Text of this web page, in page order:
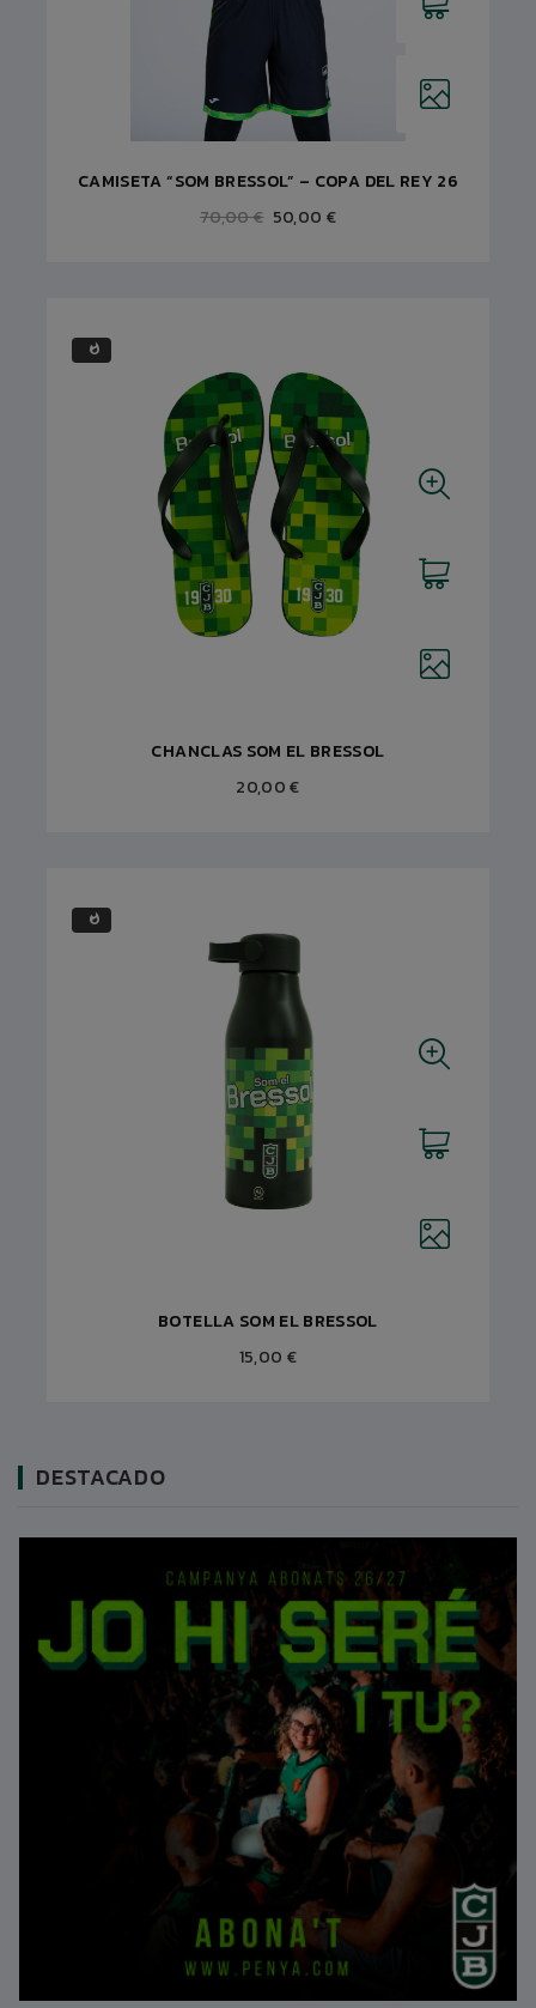
CAMISETA “SOM BRESSOL” – COPA DEL REY 26
70,00 € 50,00 €
CHANCLAS SOM EL BRESSOL
20,00 €
BOTELLA SOM EL BRESSOL
15,00 €
DESTACADO